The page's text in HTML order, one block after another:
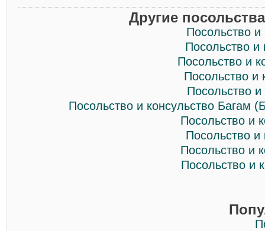
Другие
Посольство и
Посольство и
Посольство и
Посольство и
Посольство и
Посольство и консульство Багам
Посольство и
Посольство и
Посольство и
Посольство и